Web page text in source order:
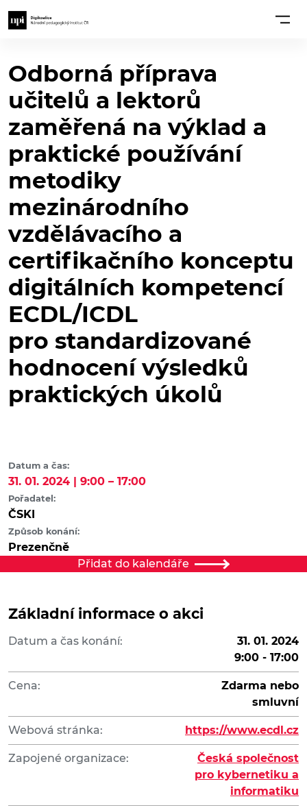
Odborná příprava
učitelů a lektorů
zaměřená na výklad a
praktické používání
metodiky
mezinárodního
vzdělávacího a
certifikačního konceptu
digitálních kompetencí
ECDL/ICDL
pro standardizované
hodnocení výsledků
praktických úkolů
Datum a čas:
31. 01. 2024 | 9:00 – 17:00
Pořadatel:
ČSKI
Způsob konání:
Prezenčně
Přidat do kalendáře
Základní informace o akci
Datum a čas konání:
31. 01. 2024
9:00 - 17:00
Cena:
Zdarma nebo
smluvní
Webová stránka: https://www.ecdl.cz
Zapojené organizace:
Česká společnost
pro kybernetiku a
informatiku